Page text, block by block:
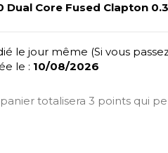
Dual Core Fused Clapton
le jour même (Si vous
le : 10/08/2026
totalisera 3 points qui